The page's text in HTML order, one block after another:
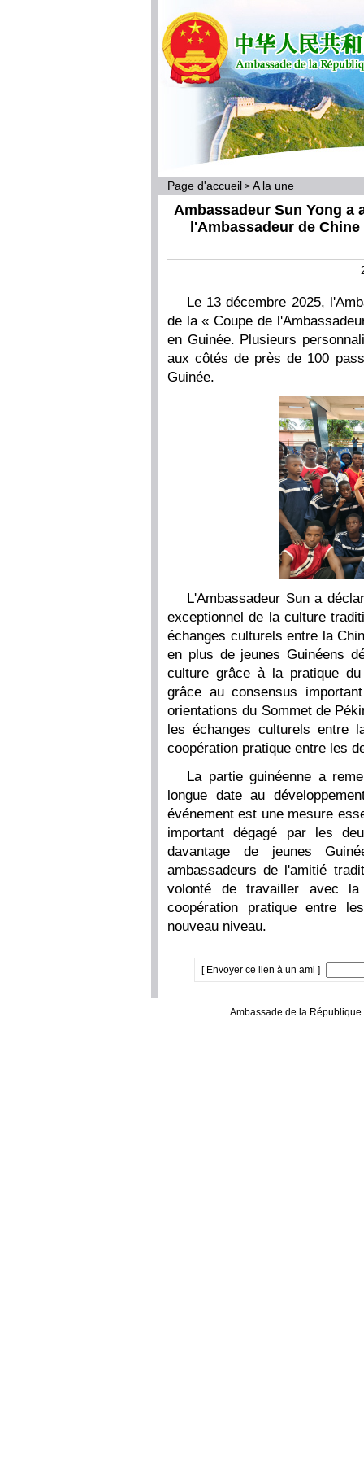
Page d'accueil > A la une
Ambassadeur Sun Yong a
l'Ambassadeur de
Le 13 décembre 2025,
de la « Coupe de
en Guinée. Plusieurs
aux côtés de près de 100
Guinée.
L'Ambassadeur Sun a
exceptionnel de la culture
échanges culturels entre la
en plus de jeunes Guinéens
culture grâce à la pratique
grâce au consensus
orientations du Sommet de
les échanges culturels entre
coopération pratique entre les
La partie guinéenne a
longue date au
événement est une mesure
important dégagé par les
davantage de jeunes
ambassadeurs de l'amitié
volonté de travailler avec la
coopération pratique entre
nouveau niveau.
[ Envoyer ce lien à un ami ]
Ambassade de la